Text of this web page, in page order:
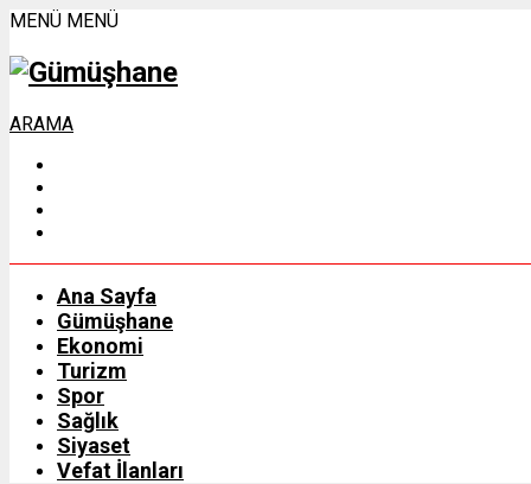
MENÜ MENÜ
ARAMA
Ana Sayfa
Gümüşhane
Ekonomi
Turizm
Spor
Sağlık
Siyaset
Vefat İlanları